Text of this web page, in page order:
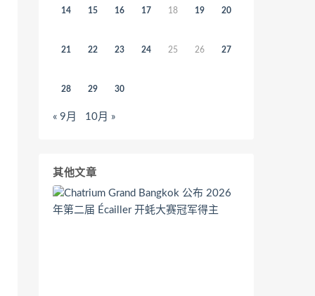
14 15 16 17 18 19 20
21 22 23 24 25 26 27
28 29 30
« 9月 10月 »
其他文章